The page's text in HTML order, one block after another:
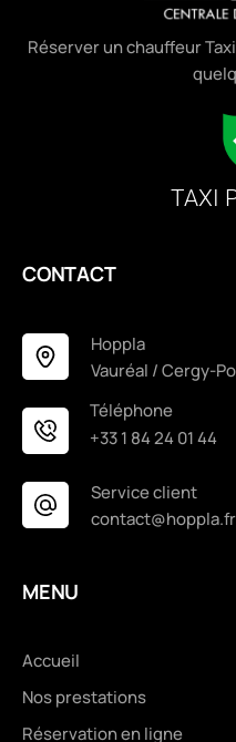
Réserver un chauffeur Taxi
TAXI
CONTACT
Hoppla
Vauréal / Cergy-
Téléphone
+33 1 84 24 01 44
Service client
contact@hoppla.fr
MENU
Accueil
Nos prestations
Réservation en ligne